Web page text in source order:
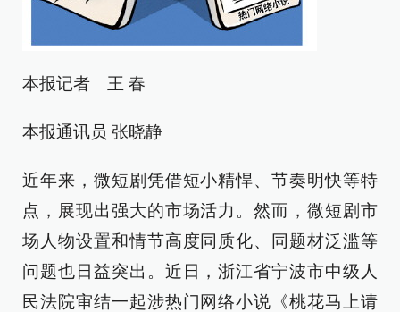
本报记者 王 春
本报通讯员 张晓静
近年来，微短剧凭借短小精悍、节奏明快等特
点，展现出强大的市场活力。然而，微短剧市
场人物设置和情节高度同质化、同题材泛滥等
问题也日益突出。近日，浙江省宁波市中级人
民法院审结一起涉热门网络小说《桃花马上请